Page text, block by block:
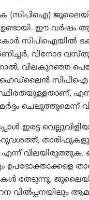
(സിപിഐ)
ഈ വർഷം
കോർ സിപിഐയിൽ
വിനോദ
വിലകുറഞ്ഞ
ഹെഡ്ലൈൻ സിപിഐ
ചെലുത്തുമെന്ന്
ഇരട്ട
വിലയിരുത്തുക.
ഉപഭോക്താക്കളെ
തേടുന്നു.
വിൽപ്പനയിലും